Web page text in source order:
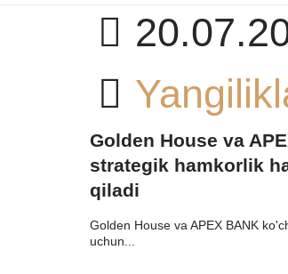
Golden House va
strategik hamkorlik
qiladi
Golden House va APEX BANK
uchun...